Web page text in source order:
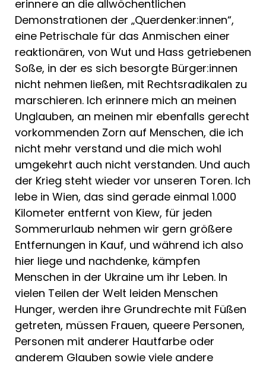
erinnere an die allwöchentlichen
Demonstrationen der „Querdenker:innen“,
eine Petrischale für das Anmischen einer
reaktionären, von Wut und Hass getriebenen
Soße, in der es sich besorgte Bürger:innen
nicht nehmen ließen, mit Rechtsradikalen zu
marschieren. Ich erinnere mich an meinen
Unglauben, an meinen mir ebenfalls gerecht
vorkommenden Zorn auf Menschen, die ich
nicht mehr verstand und die mich wohl
umgekehrt auch nicht verstanden. Und auch
der Krieg steht wieder vor unseren Toren. Ich
lebe in Wien, das sind gerade einmal 1.000
Kilometer entfernt von Kiew, für jeden
Sommerurlaub nehmen wir gern größere
Entfernungen in Kauf, und während ich also
hier liege und nachdenke, kämpfen
Menschen in der Ukraine um ihr Leben. In
vielen Teilen der Welt leiden Menschen
Hunger, werden ihre Grundrechte mit Füßen
getreten, müssen Frauen, queere Personen,
Personen mit anderer Hautfarbe oder
anderem Glauben sowie viele andere